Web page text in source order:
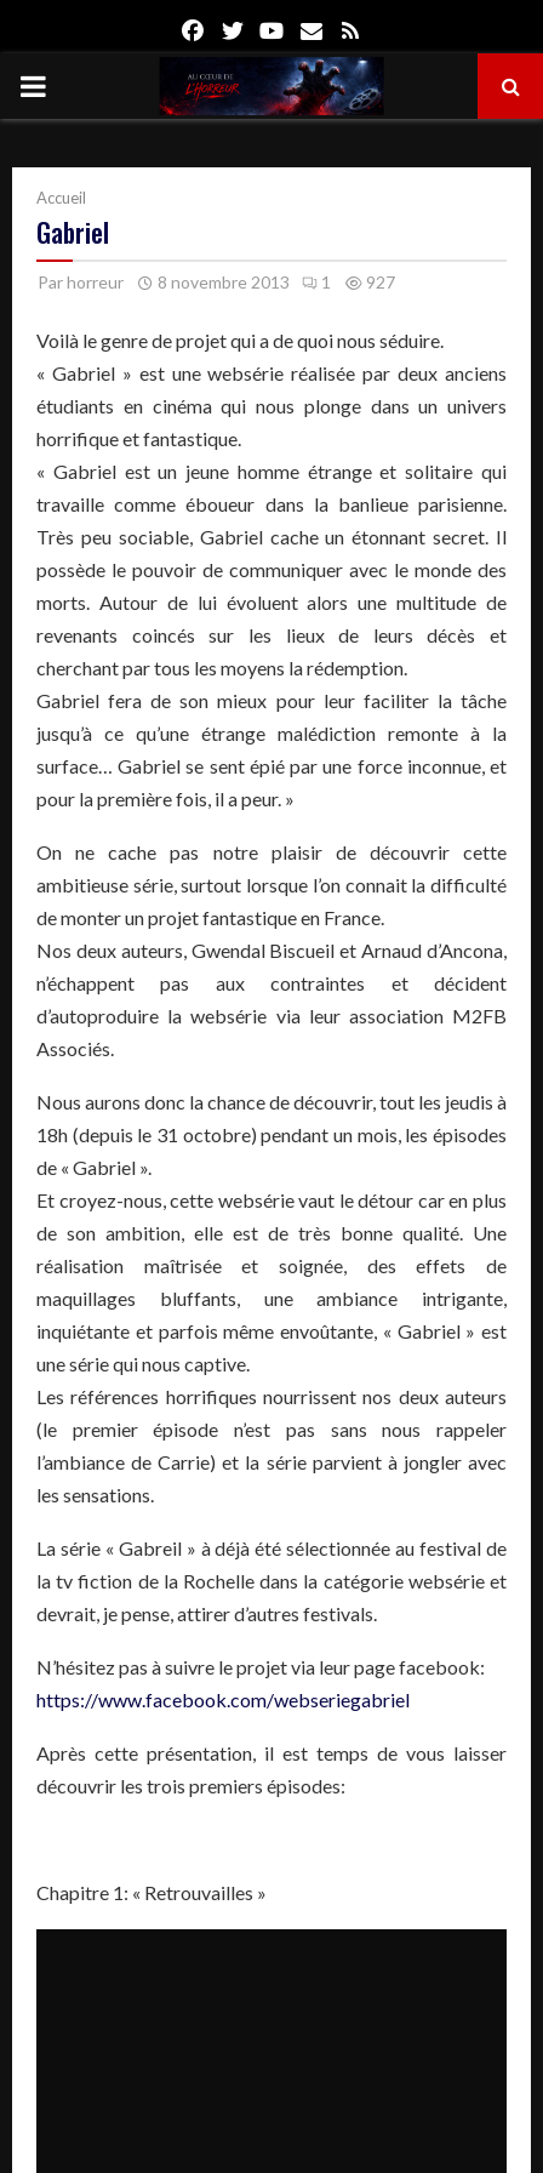
FacebookTwitterYoutube
Email
PRIMARY
Accueil
Gabriel
Parhorreur 8 novembre 2013 1 927
Voilà le genre de projet qui a de quoi nous séduire.
« Gabriel » est une websérie réalisée par deux anciens
étudiants en cinéma qui nous plonge dans un univers
horrifique et fantastique.
« Gabriel est un jeune homme étrange et solitaire qui
travaille comme éboueur dans la banlieue parisienne.
Très peu sociable, Gabriel cache un étonnant secret. Il
possède le pouvoir de communiquer avec le monde des
morts. Autour de lui évoluent alors une multitude de
revenants coincés sur les lieux de leurs décès et
cherchant par tous les moyens la rédemption.
Gabriel fera de son mieux pour leur faciliter la tâche
jusqu’à ce qu’une étrange malédiction remonte à la
surface… Gabriel se sent épié par une force inconnue, et
pour la première fois, il a peur. »
On ne cache pas notre plaisir de découvrir cette
ambitieuse série, surtout lorsque l’on connait la difficulté
de monter un projet fantastique en France.
Nos deux auteurs, Gwendal Biscueil et Arnaud d’Ancona,
n’échappent pas aux contraintes et décident
d’autoproduire la websérie via leur association M2FB
Associés.
Nous aurons donc la chance de découvrir, tout les jeudis à
18h (depuis le 31 octobre) pendant un mois, les épisodes
de « Gabriel ».
Et croyez-nous, cette websérie vaut le détour car en plus
de son ambition, elle est de très bonne qualité. Une
réalisation maîtrisée et soignée, des effets de
maquillages bluffants, une ambiance intrigante,
inquiétante et parfois même envoûtante, « Gabriel » est
une série qui nous captive.
Les références horrifiques nourrissent nos deux auteurs
(le premier épisode n’est pas sans nous rappeler
l’ambiance de Carrie) et la série parvient à jongler avec
les sensations.
La série « Gabreil » à déjà été sélectionnée au festival de
la tv fiction de la Rochelle dans la catégorie websérie et
devrait, je pense, attirer d’autres festivals.
N’hésitez pas à suivre le projet via leur page facebook:
https://www.facebook.com/webseriegabriel
Après cette présentation, il est temps de vous laisser
découvrir les trois premiers épisodes:
Chapitre 1: « Retrouvailles »